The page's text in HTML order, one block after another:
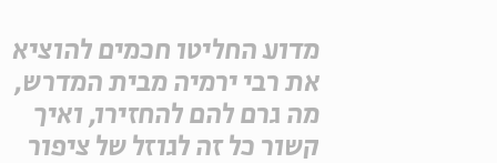
מדוע החליטו חכמים להוציא
את רבי ירמיה מבית המדרש,
מה גרם להם להחזירו, ואיך
קשור כל זה לגוזל של ציפור